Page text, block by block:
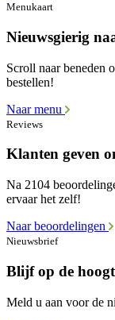
Menukaart
Nieuwsgierig
Scroll naar beneden
bestellen!
Naar menu
Reviews
Klanten geven
Na 2104
ervaar het zelf!
Naar beoordelingen
Nieuwsbrief
Blijf op de
Meld u aan voor de